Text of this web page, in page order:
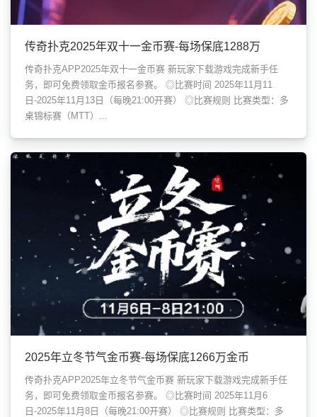
传奇扑克2025年双十一金币赛-每场保底1288万
传奇扑克APP2025年双十一金币赛 新玩家下载游戏完成新手任
务，即可免费领取金币报名参赛。 ◎比赛时间 2025年11月11
日-2025年11月13日（每晚21:00开赛） ◎比赛规则 比赛类型：多
桌锦标赛（MTT）...
2025年立冬节气金币赛-每场保底1266万金币
传奇扑克APP2025年立冬节气金币赛 新玩家下载游戏完成新手任
务，即可免费领取金币报名参赛。 ◎比赛时间 2025年11月6
日-2025年11月8日（每晚21:00开赛） ◎比赛规则 比赛类型：多